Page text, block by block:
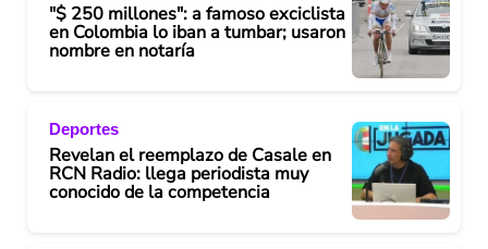
"$ 250 millones": a famoso exciclista
en Colombia lo iban a tumbar; usaron
nombre en notaría
Deportes
Revelan el reemplazo de Casale en
RCN Radio: llega periodista muy
conocido de la competencia